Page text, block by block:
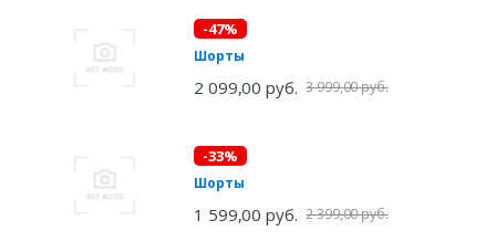
-47%
Шорты
2 099,00 руб. 3 999,00 руб.
-33%
Шорты
1 599,00 руб. 2 399,00 руб.